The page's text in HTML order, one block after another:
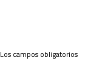
Los campos obligatorios